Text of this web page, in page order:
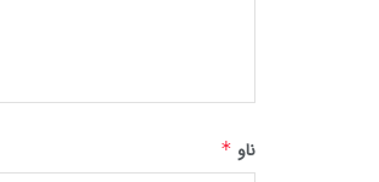
ناو *